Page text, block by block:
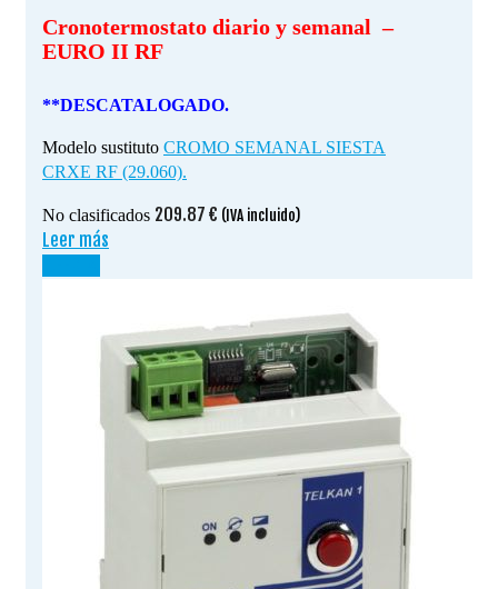
Cronotermostato diario y semanal –
EURO II RF
**DESCATALOGADO.
Modelo sustituto CROMO SEMANAL SIESTA
CRXE RF (29.060).
No clasificados 209.87 € (IVA incluido)
Leer más